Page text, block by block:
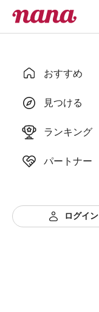
おすすめ
見つける
ランキング
パートナー
ログイン